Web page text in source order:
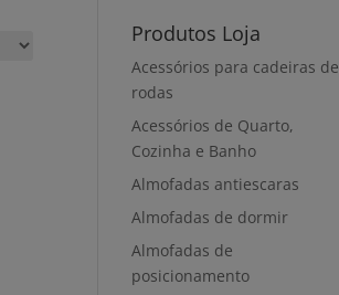
Produtos Loja
Acessórios para cadeiras de
rodas
Acessórios de Quarto,
Cozinha e Banho
Almofadas antiescaras
Almofadas de dormir
Almofadas de
posicionamento